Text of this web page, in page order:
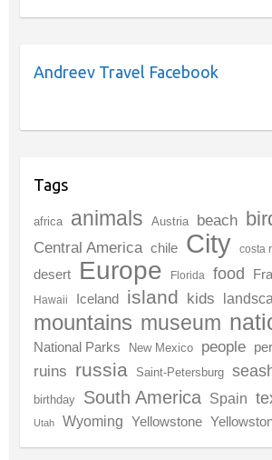
Andreev Travel Facebook
Tags
africa animals Austria beach
Central America chile City costa
desert Europe Florida food
Hawaii Iceland island kids
mountains museum
National Parks New Mexico people
ruins russia Saint-Petersburg
birthday
South America Spain
Utah Wyoming Yellowstone